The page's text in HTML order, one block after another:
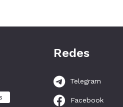
Redes
Telegram
Facebook